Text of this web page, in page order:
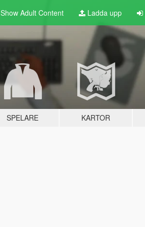
Show Adult Content Ladda upp
SPELARE KARTOR